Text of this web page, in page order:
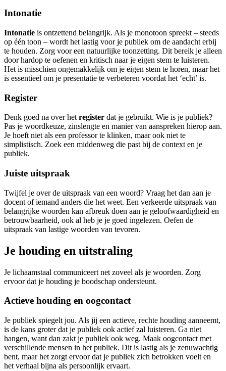
Intonatie
Intonatie is ontzettend belangrijk. Als je monotoon spreekt – steeds
op één toon – wordt het lastig voor je publiek om de aandacht erbij
te houden. Zorg voor een natuurlijke toonzetting. Dit bereik je alleen
door hardop te oefenen en kritisch naar je eigen stem te luisteren.
Het is misschien ongemakkelijk om je eigen stem te horen, maar het
is essentieel om je presentatie te verbeteren voordat het ‘echt’ is.
Register
Denk goed na over hetregister dat je gebruikt. Wie is je publiek?
Pas je woordkeuze, zinslengte en manier van aanspreken hierop aan.
Je hoeft niet als een professor te klinken, maar ook niet te
simplistisch. Zoek een middenweg die past bij de context en je
publiek.
Juiste uitspraak
Twijfel je over de uitspraak van een woord? Vraag het dan aan je
docent of iemand anders die het weet. Een verkeerde uitspraak van
belangrijke woorden kan afbreuk doen aan je geloofwaardigheid en
betrouwbaarheid, ook al heb je je goed ingelezen. Oefen de
uitspraak van lastige woorden van tevoren.
Je houding en uitstraling
Je lichaamstaal communiceert net zoveel als je woorden. Zorg
ervoor dat je houding je boodschap ondersteunt.
Actieve houding en oogcontact
Je publiek spiegelt jou. Als jij een actieve, rechte houding aanneemt,
is de kans groter dat je publiek ook actief zal luisteren. Ga niet
hangen, want dan zakt je publiek ook weg. Maak oogcontact met
verschillende mensen in het publiek. Dit is lastig als je zenuwachtig
bent, maar het zorgt ervoor dat je publiek zich betrokken voelt en
het verhaal bijna als persoonlijk ervaart.